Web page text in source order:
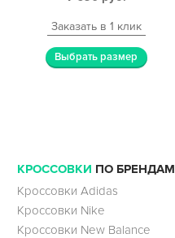
Заказать в 1 клик
Выбрать размер
КРОССОВКИ ПО БРЕНДАМ
Кроссовки Adidas
Кроссовки Nike
Кроссовки New Balance